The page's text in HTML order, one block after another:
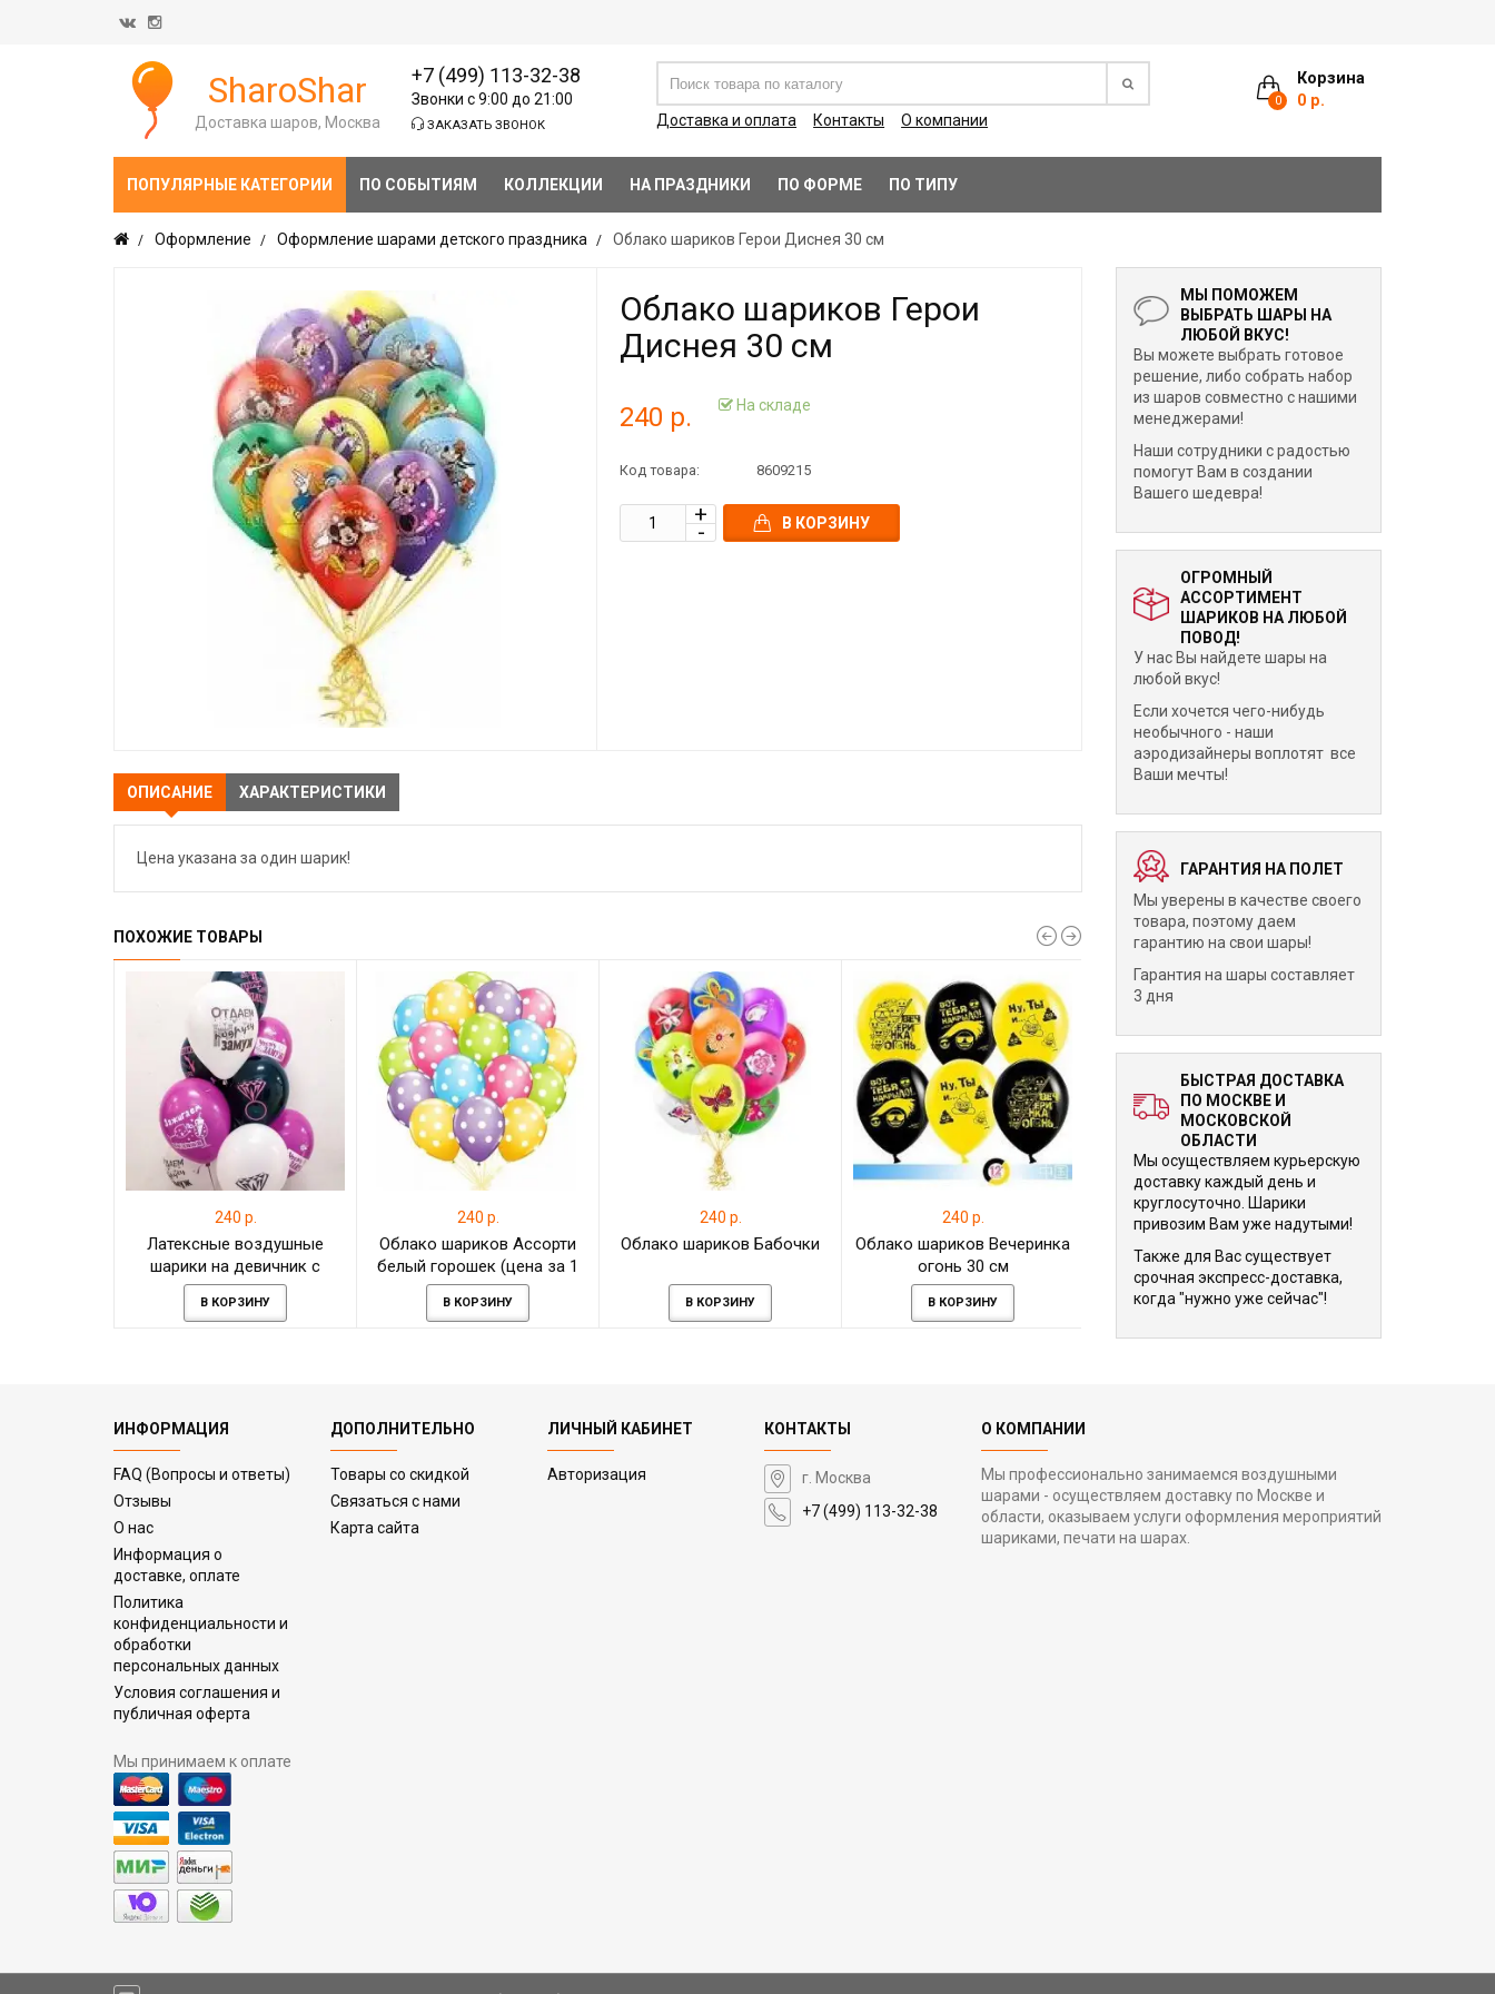
Корзина
0 0 р.
SharoShar
Доставка шаров, Москва
+7 (499) 113-32-38
Звонки с 9:00 до 21:00
ЗАКАЗАТЬ ЗВОНОК Доставка и оплата Контакты О компании
ПОПУЛЯРНЫЕ КАТЕГОРИИ ПО СОБЫТИЯМ КОЛЛЕКЦИИ НА ПРАЗДНИКИ ПО ФОРМЕ ПО ТИПУ
Оформление Оформление шарами детского праздника Облако шариков Герои Диснея 30 см
Облако шариков Герои
Диснея 30 см
240 р. На складе
Код товара: 8609215
В КОРЗИНУ
ОПИСАНИЕ ХАРАКТЕРИСТИКИ
Цена указана за один шарик!
ПОХОЖИЕ ТОВАРЫ
240 р.
Латексные воздушные
шарики на девичник с
гелием
В КОРЗИНУ
240 р.
Облако шариков Ассорти
белый горошек (цена за 1
штуку)
В КОРЗИНУ
240 р.
Облако шариков Бабочки
В КОРЗИНУ
240 р.
Облако шариков Вечеринка
огонь 30 см
В КОРЗИНУ
240 р.
30 см
В КОРЗИНУ
МЫ ПОМОЖЕМ
ВЫБРАТЬ ШАРЫ НА
ЛЮБОЙ ВКУС!
Вы можете выбрать готовое
решение, либо собрать набор
из шаров совместно с нашими
менеджерами!
Наши сотрудники с радостью
помогут Вам в создании
Вашего шедевра!
ОГРОМНЫЙ
АССОРТИМЕНТ
ШАРИКОВ НА ЛЮБОЙ
ПОВОД!
У нас Вы найдете шары на
любой вкус!
Если хочется чего-нибудь
необычного - наши
аэродизайнеры воплотят все
Ваши мечты!
ГАРАНТИЯ НА ПОЛЕТ
Мы уверены в качестве своего
товара, поэтому даем
гарантию на свои шары!
Гарантия на шары составляет
3 дня
БЫСТРАЯ ДОСТАВКА
ПО МОСКВЕ И
МОСКОВСКОЙ
ОБЛАСТИ
Мы осуществляем курьерскую
доставку каждый день и
круглосуточно. Шарики
привозим Вам уже надутыми!
Также для Вас существует
срочная экспресс-доставка,
когда "нужно уже сейчас"!
ИНФОРМАЦИЯ
FAQ (Вопросы и ответы)
Отзывы
О нас
Информация о
доставке, оплате
Политика
конфиденциальности и
обработки
персональных данных
Условия соглашения и
публичная оферта
Мы принимаем к оплате
ДОПОЛНИТЕЛЬНО
Товары со скидкой
Связаться с нами
Карта сайта
ЛИЧНЫЙ КАБИНЕТ
Авторизация
КОНТАКТЫ
г. Москва
+7 (499) 113-32-38
О КОМПАНИИ
Мы профессионально занимаемся воздушными
шарами - осуществляем доставку по Москве и
области, оказываем услуги оформления мероприятий
шариками, печати на шарах.